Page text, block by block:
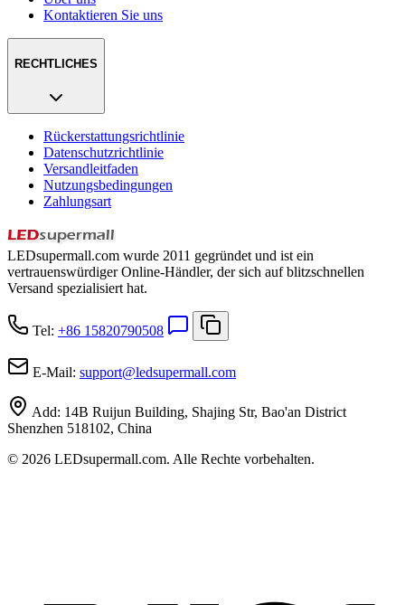
Kontaktieren Sie uns
RECHTLICHES
Rückerstattungsrichtlinie
Datenschutzrichtlinie
Versandleitfaden
Nutzungsbedingungen
Zahlungsart
LEDsupermall.com wurde 2011 gegründet und ist ein
vertrauenswürdiger Online-Händler, der sich auf blitzschnellen
Versand spezialisiert hat.
Tel: +86 15820790508
E-Mail: support@ledsupermall.com
Add: 14B Ruijun Building, Shajing Str, Bao'an District
Shenzhen 518102, China
© 2026 LEDsupermall.com. Alle Rechte vorbehalten.